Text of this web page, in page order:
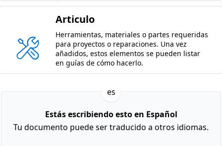
Articulo
Herramientas, materiales o partes requeridas
para proyectos o reparaciones. Una vez
añadidos, estos elementos se pueden listar
en guías de cómo hacerlo.
es
Estás escribiendo esto en Español
Tu documento puede ser traducido a otros idiomas.